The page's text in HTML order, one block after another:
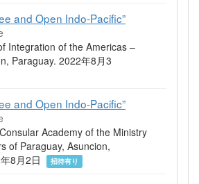
and Open Indo-Pacific”
Integration of the Americas –
Paraguay. 2022年8月3
and Open Indo-Pacific”
Academy of the Ministry
of Paraguay, Asuncion,
8月2日
招待有り